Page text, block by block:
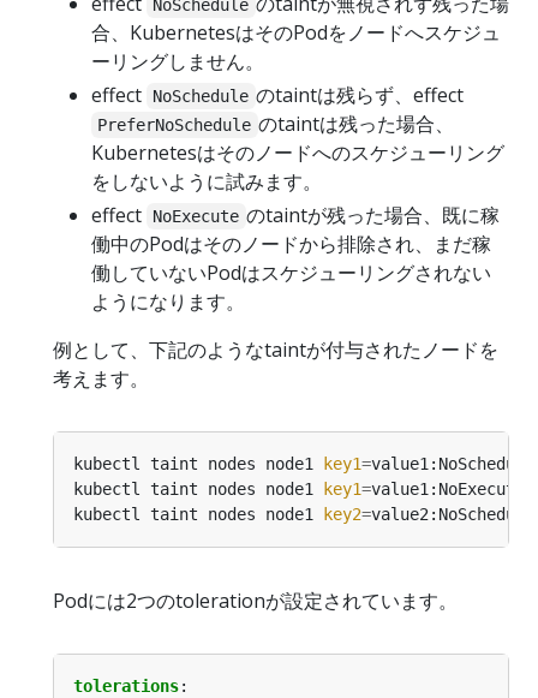
NoSchedule
合、KubernetesはそのPodをノードへスケジュ
ーリングしません。
effect
NoSchedule のtaintは残らず、effect
PreferNoSchedule のtaintは残った場合、
Kubernetesはそのノードへのスケジューリング
をしないように試みます。
effect
NoExecute のtaintが残った場合、既に稼
働中のPodはそのノードから排除され、まだ稼
働していないPodはスケジューリングされない
ようになります。
例として、下記のようなtaintが付与されたノードを
考えます。
kubectl taint nodes node1 key1=
kubectl taint nodes node1
key1=
kubectl taint nodes node1
key2=
Podには2つのtolerationが設定されています。
tolerations: